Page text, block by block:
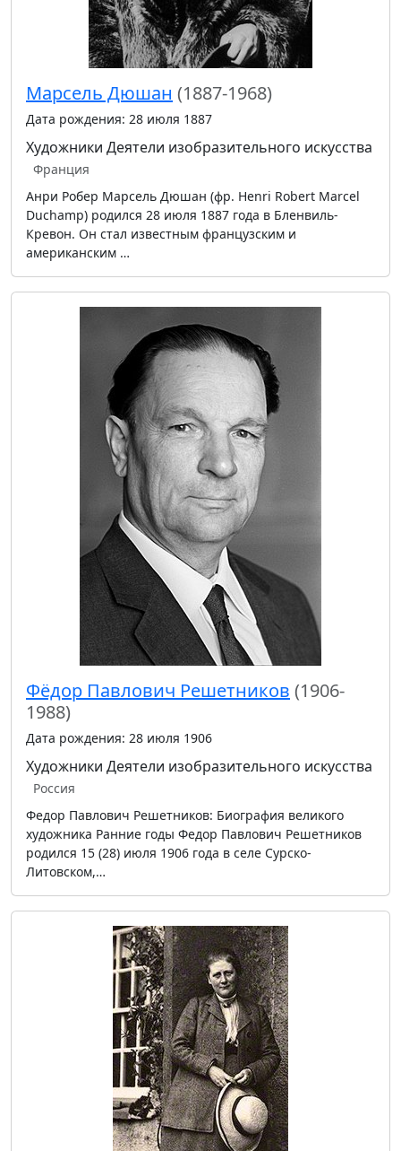
Марсель Дюшан (1887-1968)
Дата рождения: 28 июля 1887
Художники Деятели изобразительного искусства
Франция
Анри Робер Марсель Дюшан (фр. Henri Robert Marcel
Duchamp) родился 28 июля 1887 года в Бленвиль-
Кревон. Он стал известным французским и
американским …
Фёдор Павлович Решетников (1906-
1988)
Дата рождения: 28 июля 1906
Художники Деятели изобразительного искусства
Россия
Федор Павлович Решетников: Биография великого
художника Ранние годы Федор Павлович Решетников
родился 15 (28) июля 1906 года в селе Сурско-
Литовском,…